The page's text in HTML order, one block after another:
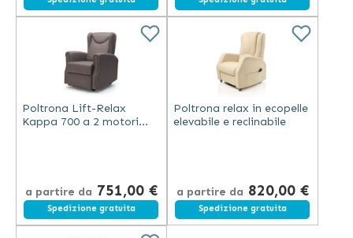
Poltrona Lift-Relax
Kappa 700 a 2 motori
a partire da 751,00 €
Spedizione gratuita
Poltrona relax in ecopelle
elevabile e reclinabile
a partire da 820,00 €
Spedizione gratuita